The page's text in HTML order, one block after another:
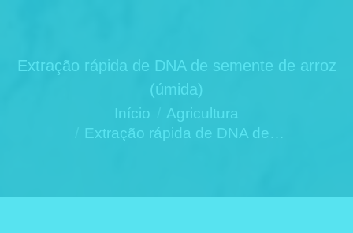
Extração rápida de DNA de semente de arroz
(úmida)
Início
Agricultura
Extração rápida de DNA de…